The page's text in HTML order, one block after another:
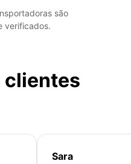
são
verificados.
clientes
Sara